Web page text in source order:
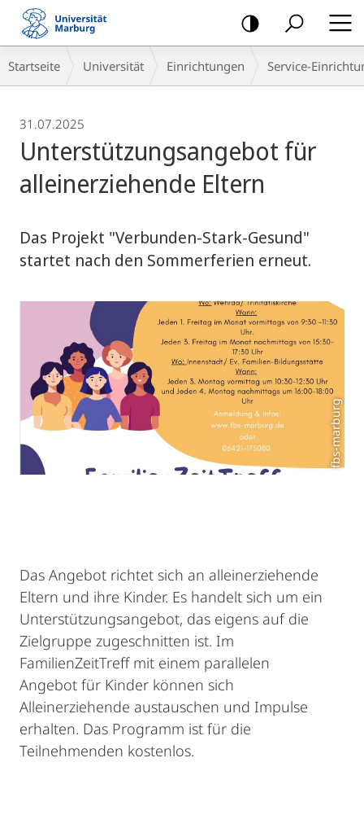
Mobile-
Navigation
Breadcrumb-
Navigation
Startseite Universität Einrichtungen Service-
31.07.2025
Unterstützungsangebot für
alleinerziehende Eltern
Das Projekt "Verbunden-Stark-Gesund"
startet nach den Sommerferien erneut.
fbs-marburg
Das Angebot richtet sich an alleinerziehende
Eltern und ihre Kinder. Es handelt sich um ein
Unterstützungsangebot, das eigens auf die
Zielgruppe zugeschnitten ist. Im
FamilienZeitTreff mit einem parallelen
Angebot für Kinder können sich
Alleinerziehende austauschen und Impulse
erhalten. Das Programm ist für die
Teilnehmenden kostenlos.